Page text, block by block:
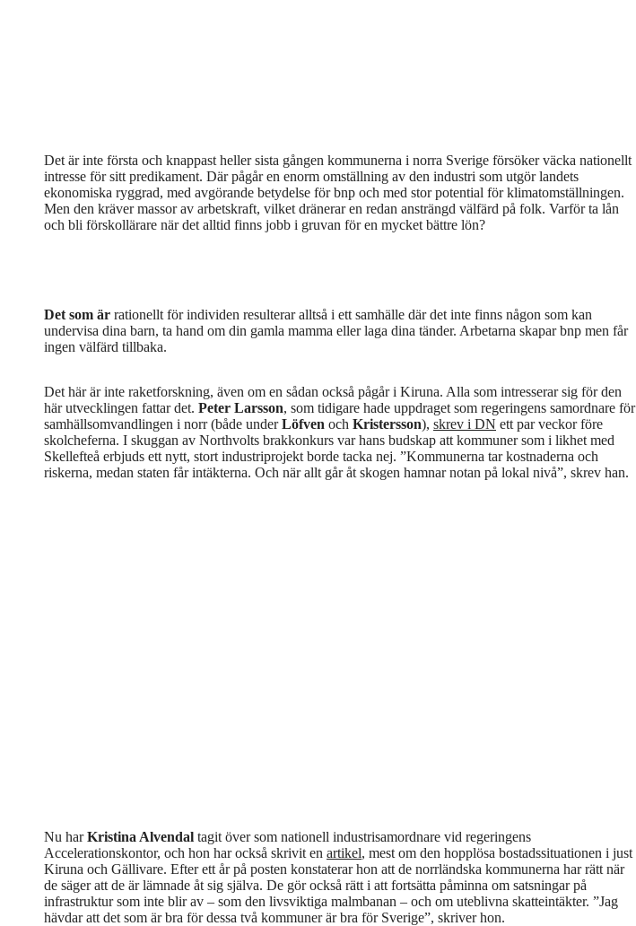
Det är inte första och knappast heller sista gången kommunerna i norra Sverige försöker väcka nationellt
intresse för sitt predikament. Där pågår en enorm omställning av den industri som utgör landets
ekonomiska ryggrad, med avgörande betydelse för bnp och med stor potential för klimatomställningen.
Men den kräver massor av arbetskraft, vilket dränerar en redan ansträngd välfärd på folk. Varför ta lån
och bli förskollärare när det alltid finns jobb i gruvan för en mycket bättre lön?
Det som är rationellt för individen resulterar alltså i ett samhälle där det inte finns någon som kan
undervisa dina barn, ta hand om din gamla mamma eller laga dina tänder. Arbetarna skapar bnp men får
ingen välfärd tillbaka.
Det här är inte raketforskning, även om en sådan också pågår i Kiruna. Alla som intresserar sig för den
här utvecklingen fattar det. Peter Larsson, som tidigare hade uppdraget som regeringens samordnare för
samhällsomvandlingen i norr (både underLöfven och Kristersson), skrev i DN ett par veckor före
skolcheferna. I skuggan av Northvolts brakkonkurs var hans budskap att kommuner som i likhet med
Skellefteå erbjuds ett nytt, stort industriprojekt borde tacka nej. ”Kommunerna tar kostnaderna och
riskerna, medan staten får intäkterna. Och när allt går åt skogen hamnar notan på lokal nivå”, skrev han.
Nu harKristina Alvendal tagit över som nationell industrisamordnare vid regeringens
Accelerationskontor, och hon har också skrivit en artikel, mest om den hopplösa bostadssituationen i just
Kiruna och Gällivare. Efter ett år på posten konstaterar hon att de norrländska kommunerna har rätt när
de säger att de är lämnade åt sig själva. De gör också rätt i att fortsätta påminna om satsningar på
infrastruktur som inte blir av – som den livsviktiga malmbanan – och om uteblivna skatteintäkter. ”Jag
hävdar att det som är bra för dessa två kommuner är bra för Sverige”, skriver hon.